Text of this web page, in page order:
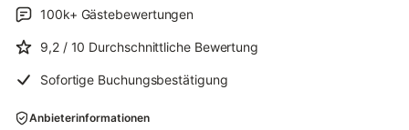
100k+ Gästebewertungen
9,2 / 10 Durchschnittliche Bewertung
Sofortige Buchungsbestätigung
Anbieterinformationen